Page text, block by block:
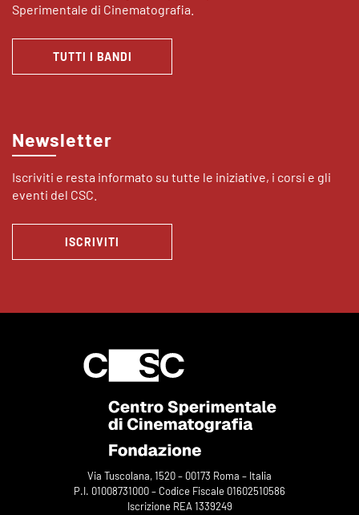
Sperimentale di Cinematografia.
TUTTI I BANDI
Newsletter
Iscriviti e resta informato su tutte le iniziative, i corsi e gli
eventi del CSC.
ISCRIVITI
Via Tuscolana, 1520 – 00173 Roma – Italia
P.I. 01008731000 – Codice Fiscale 01602510586
Iscrizione REA 1339249